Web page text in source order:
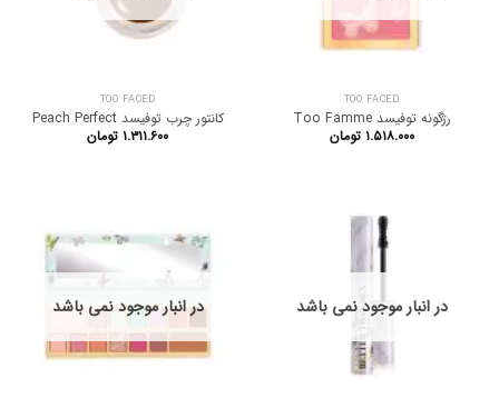
TOO FACED
رژگونه توفیسد Too Famme
۱.۵۱۸.۰۰۰ تومان
TOO FACED
کانتور چرب توفیسد Peach Perfect
۱.۳۱۱.۶۰۰ تومان
در انبار موجود نمی باشد در انبار موجود نمی باشد